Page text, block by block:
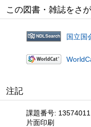
この図書・雑誌をさ
国立国
注記
課題番号: 13574011
片面印刷